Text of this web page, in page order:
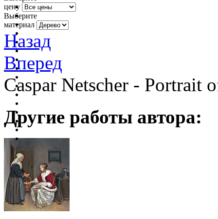
цену
Выберите
материал
Назад
Вперед
Caspar Netscher - Portrait
Другие работы автора: